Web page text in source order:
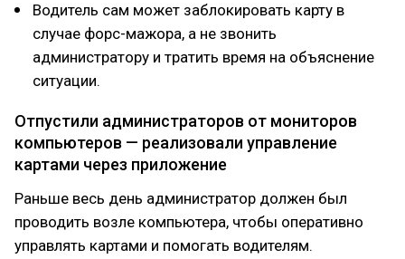
Водитель сам может заблокировать карту в
случае форс-мажора, а не звонить
администратору и тратить время на объяснение
ситуации.
Отпустили администраторов от мониторов
компьютеров — реализовали управление
картами через приложение
Раньше весь день администратор должен был
проводить возле компьютера, чтобы оперативно
управлять картами и помогать водителям.